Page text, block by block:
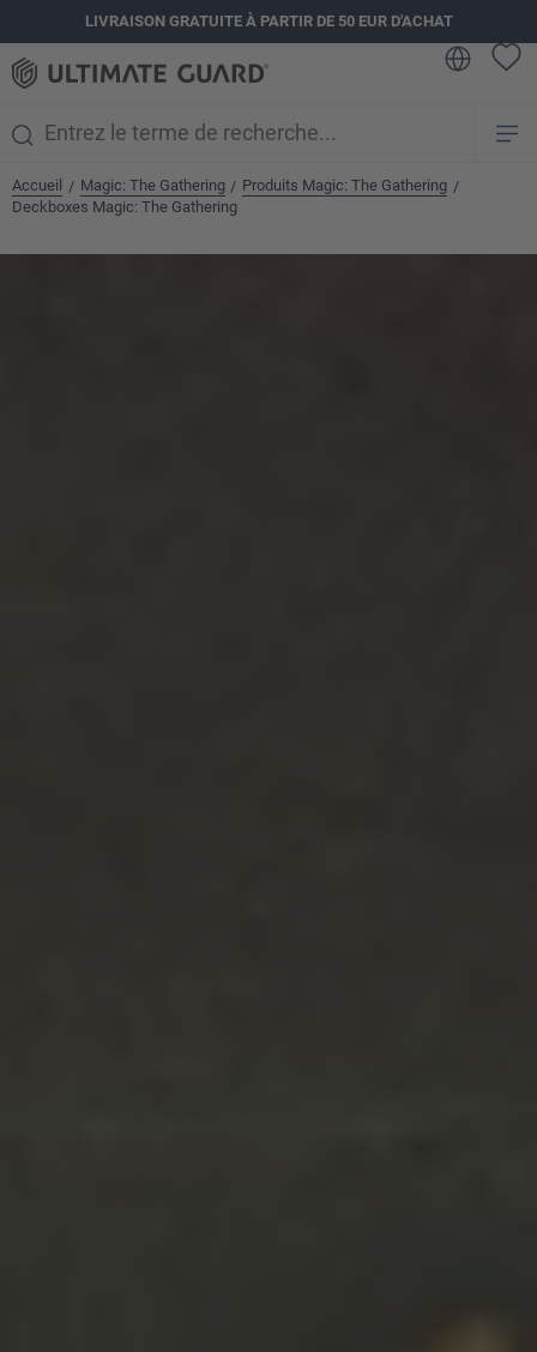
principalLIVRAISON GRATUITE À PARTIR DE 50 EUR D'ACHAT
Accueil / Magic: The Gathering / Produits Magic: The Gathering /
Deckboxes Magic: The Gathering